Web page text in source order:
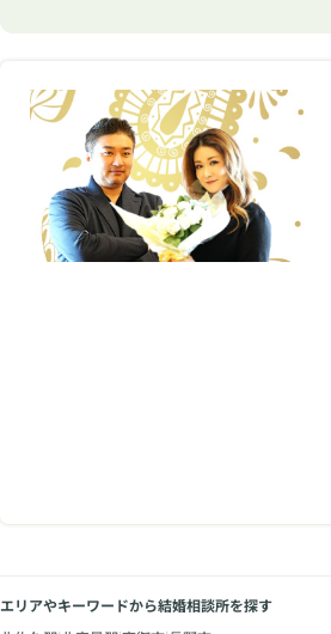
エリアやキーワードから結婚相談所を探す